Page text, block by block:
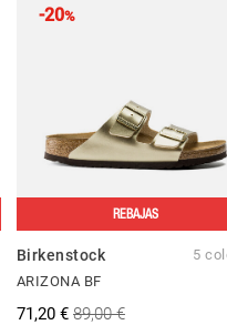
-20%
REBAJAS
Birkenstock
5
ARIZONA BF
71,20 € 89,00 €